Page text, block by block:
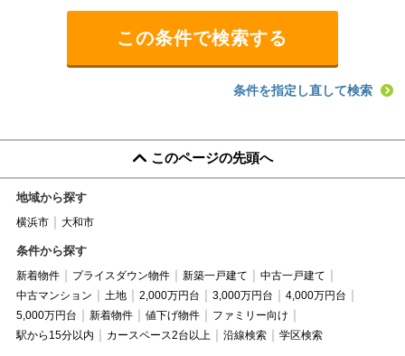
条件を指定し直して検索
このページの先頭へ
地域から探す
横浜市 大和市
条件から探す
新着物件 プライスダウン物件 新築一戸建て
中古一戸建て
中古マンション
土地 2,000万円台 3,000万円台
4,000万円台
5,000万円台
新着物件 値下げ物件
ファミリー向け
駅から15分以内
カースペース2台以上 沿線検索 学区検索